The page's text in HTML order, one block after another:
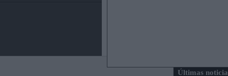
Últimas